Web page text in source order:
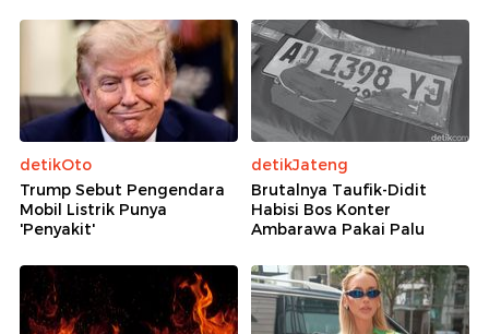
detikOto
Trump Sebut Pengendara
Mobil Listrik Punya
'Penyakit'
detikJateng
Brutalnya Taufik-Didit
Habisi Bos Konter
Ambarawa Pakai Palu